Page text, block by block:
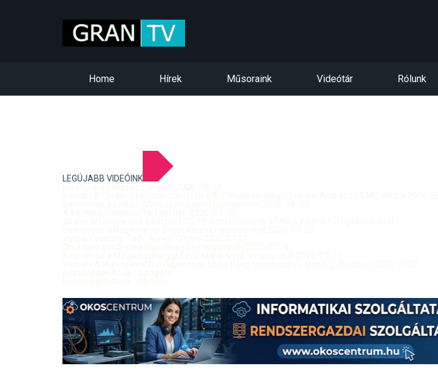
Home Hírek Műsoraink Videótár Rólunk
LEGÚJABB VIDEÓINK